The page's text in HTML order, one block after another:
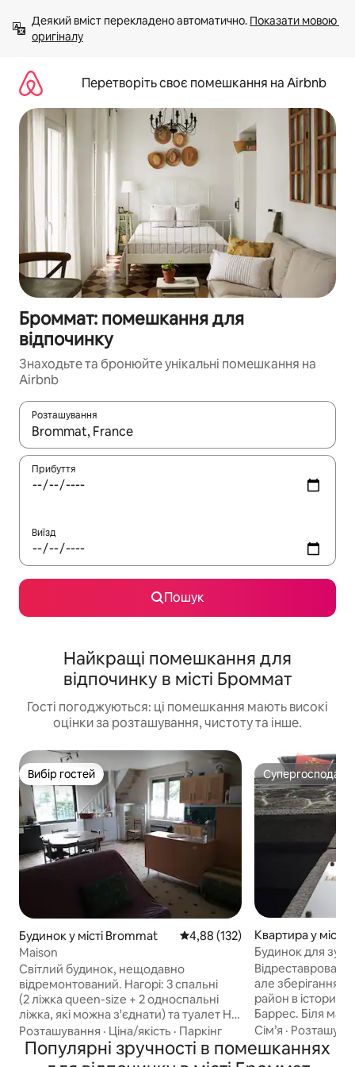
вмісту
Деякий вміст перекладено автоматично. Показати мовою
оригіналу
Перетворіть своє помешкання на Airbnb
Броммат: помешкання для
відпочинку
Знаходьте та бронюйте унікальні помешкання на
Airbnb
Розташування
Отримавши результати пошуку, використовуйте для
Прибуття
Виїзд
Пошук
Найкращі помешкання для
відпочинку в місті Броммат
Гості погоджуються: ці помешкання мають високі
оцінки за розташування, чистоту та інше.
Вибір гостей
Вибір гостей
Будинок у місті Brommat Середня оцінка: 4,88 з 5,
4,88 (132)
Maison
Світлий будинок, нещодавно
відремонтований. Нагорі: 3 спальні
(2 ліжка queen-size + 2 односпальні
ліжка, які можна з'єднати) та туалет На
першому поверсі: велика душова
кімната з туалетом, вітальня з
повністю обладнаною кухнею (духова
Розташування · Ціна/якість · Паркінг
Супергосподар
Супергосподар
Квартира у місті
rez
Будинок для
але зберігання
район в
Баррес. Біля
Доступ до
велосипеда або
його
Сім’я ·
Популярні зручності в помешканнях